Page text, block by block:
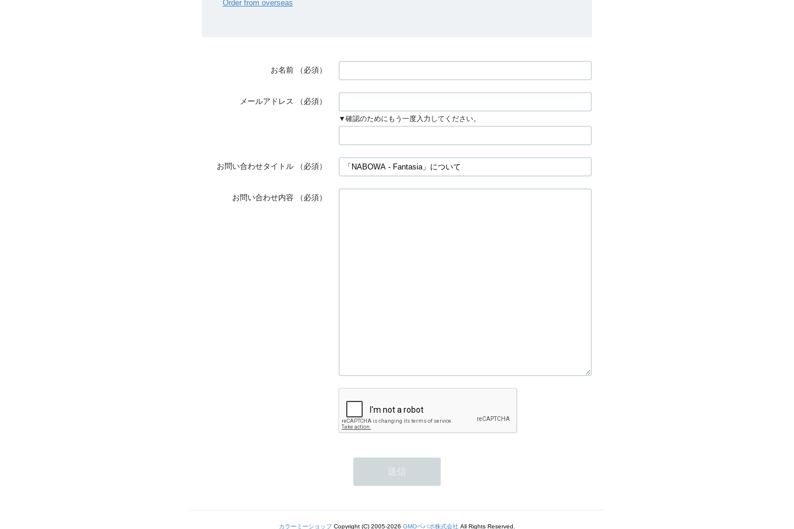
Order from overseas
お名前 （必須）
メールアドレス （必須）
▼確認のためにもう一度入力してください。
お問い合わせタイトル （必須）
お問い合わせ内容 （必須）
カラーミーショップCopyright (C) 2005-2026 GMOペパボ株式会社 All Rights Reserved.